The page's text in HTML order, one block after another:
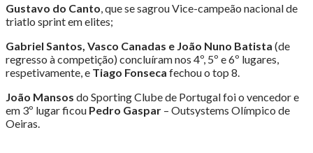
Gustavo do Canto , que se sagrou Vice-campeão nacional de
triatlo sprint em elites;
Gabriel Santos, Vasco Canadas e João Nuno Batista (de
regresso à competição) concluíram nos 4º, 5º e 6º lugares,
respetivamente, e Tiago Fonseca fechou o top 8.
João Mansos do Sporting Clube de Portugal foi o vencedor e
em 3º lugar ficou Pedro Gaspar – Outsystems Olímpico de
Oeiras.